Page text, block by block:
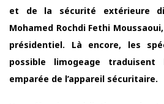
et de la sécurité extérieure
Mohamed Rochdi Fethi
présidentiel. Là encore, les
possible limogeage
emparée de l’appareil sécuritaire.